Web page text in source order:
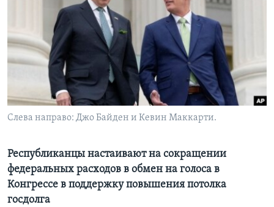
Learning English
СОЦИАЛЬНЫЕ СЕТИ
Слева направо: Джо Байден и Кевин Маккарти.
Республиканцы настаивают на сокращении
федеральных расходов в обмен на голоса в
Конгрессе в поддержку повышения потолка
госдолга